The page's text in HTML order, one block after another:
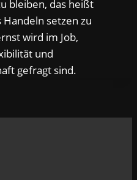
bleiben, das heißt
setzen zu
wird im Job,
und
gefragt sind.